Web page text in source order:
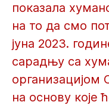
показала
на то да смо
јуна 2023.
сарадњу са
организацијом
на основу